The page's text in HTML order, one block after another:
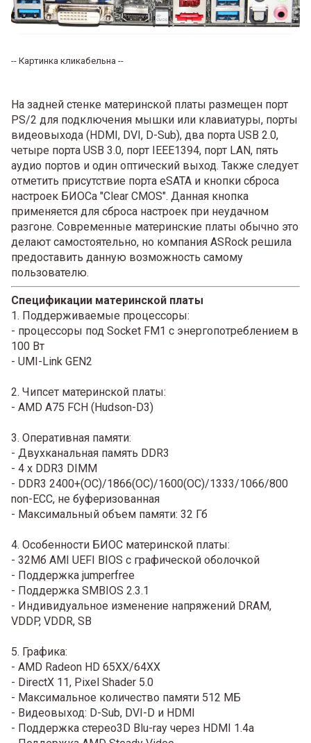
-- Картинка кликабельна --
На задней стенке материнской платы размещен порт
PS/2 для подключения мышки или клавиатуры, порты
видеовыхода (HDMI, DVI, D-Sub), два порта USB 2.0,
четыре порта USB 3.0, порт IEEE1394, порт LAN, пять
аудио портов и один оптический выход. Также следует
отметить присутствие порта eSATA и кнопки сброса
настроек БИОСа "Clear CMOS". Данная кнопка
применяется для сброса настроек при неудачном
разгоне. Современные материнские платы обычно это
делают самостоятельно, но компания ASRock решила
предоставить данную возможность самому
пользователю.
Спецификации материнской платы
1. Поддерживаемые процессоры:
- процессоры под Socket FM1 с энергопотреблением в
100 Вт
- UMI-Link GEN2
2. Чипсет материнской платы:
- AMD A75 FCH (Hudson-D3)
3. Оперативная памяти:
- Двухканальная память DDR3
- 4 x DDR3 DIMM
- DDR3 2400+(OC)/1866(OC)/1600(OC)/1333/1066/800
non-ECC, не буферизованная
- Максимальный объем памяти: 32 Гб
4. Особенности БИОС материнской платы:
- 32Мб AMI UEFI BIOS с графической оболочкой
- Поддержка jumperfree
- Поддержка SMBIOS 2.3.1
- Индивидуальное изменение напряжений DRAM,
VDDP, VDDR, SB
5. Графика:
- AMD Radeon HD 65XX/64XX
- DirectX 11, Pixel Shader 5.0
- Максимальное количество памяти 512 МБ
- Видеовыход: D-Sub, DVI-D и HDMI
- Поддержка стерео3D Blu-ray через HDMI 1.4a